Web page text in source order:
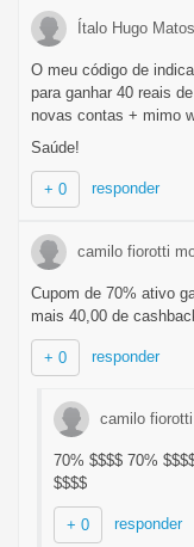
Ítalo Hugo
O meu código de
para ganhar 40 reais
novas contas + mimo
Saúde!
+ 0 responder
camilo fiorotti
Cupom de 70% ativo
mais 40,00 de
+ 0 responder
camilo
70% $$$$ 70%
$$$$
+ 0 responder